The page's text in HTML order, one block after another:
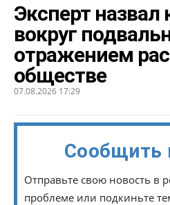
Эксперт назвал
вокруг
отражением
обществе
07.08.2026 17:29
Сообщить
Отправьте свою новость в
проблеме или подкиньте